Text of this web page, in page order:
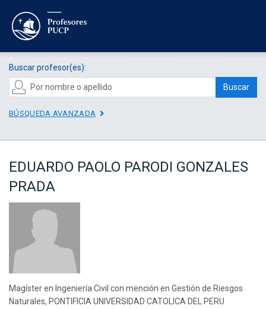
Buscar profesor(es):
Buscar
BÚSQUEDA AVANZADA
EDUARDO PAOLO PARODI GONZALES
PRADA
Magíster en Ingeniería Civil con mención en Gestión de Riesgos
Naturales, PONTIFICIA UNIVERSIDAD CATOLICA DEL PERU